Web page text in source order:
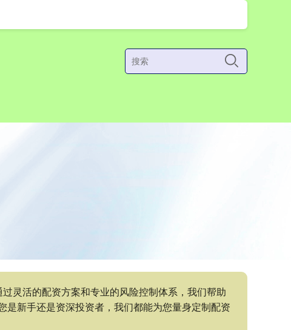
灵活的配资方案和专业的风险控制体系，我们帮助
新手还是资深投资者，我们都能为您量身定制配资